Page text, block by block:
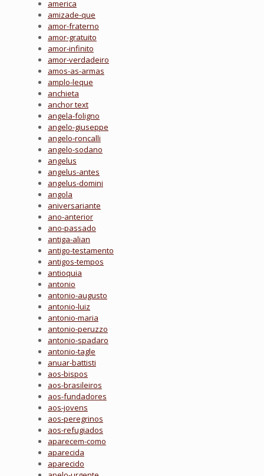
america
amizade-que
amor-fraterno
amor-gratuito
amor-infinito
amor-verdadeiro
amos-as-armas
amplo-leque
anchieta
anchor text
angela-foligno
angelo-giuseppe
angelo-roncalli
angelo-sodano
angelus
angelus-antes
angelus-domini
angola
aniversariante
ano-anterior
ano-passado
antiga-alian
antigo-testamento
antigos-tempos
antioquia
antonio
antonio-augusto
antonio-luiz
antonio-maria
antonio-peruzzo
antonio-spadaro
antonio-tagle
anuar-battisti
aos-bispos
aos-brasileiros
aos-fundadores
aos-jovens
aos-peregrinos
aos-refugiados
aparecem-como
aparecida
aparecido